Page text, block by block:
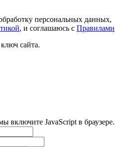
персональных данных,
, и соглашаюсь с Правилами
сайта.
включите JavaScript в браузере.